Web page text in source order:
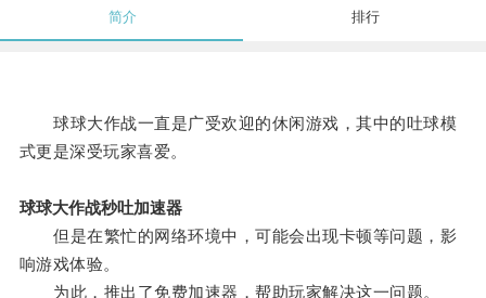
简介 排行
球球大作战一直是广受欢迎的休闲游戏，其中的吐球模
式更是深受玩家喜爱。
球球大作战秒吐加速器
但是在繁忙的网络环境中，可能会出现卡顿等问题，影
响游戏体验。
为此，推出了免费加速器，帮助玩家解决这一问题。